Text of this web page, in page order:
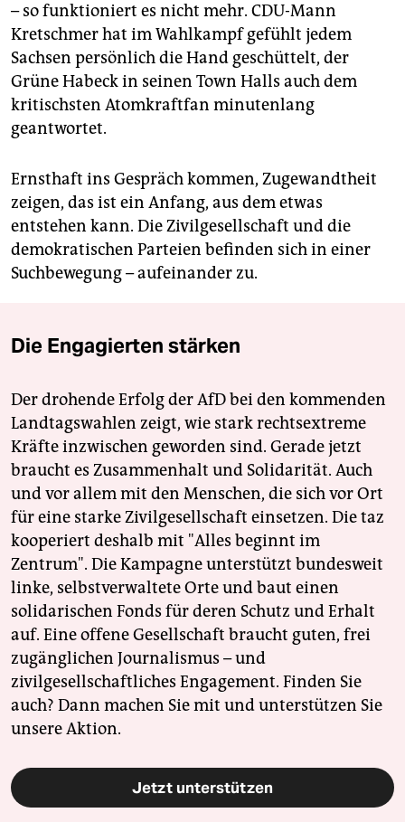
– so funktioniert es nicht mehr. CDU-Mann
Kretschmer hat im Wahlkampf gefühlt jedem
Sachsen persönlich die Hand geschüttelt, der
Grüne Habeck in seinen Town Halls auch dem
kritischsten Atomkraftfan minutenlang
geantwortet.
Ernsthaft ins Gespräch kommen, Zugewandtheit
zeigen, das ist ein Anfang, aus dem etwas
entstehen kann. Die Zivilgesellschaft und die
demokratischen Parteien befinden sich in einer
Suchbewegung – aufeinander zu.
Die Engagierten stärken
Der drohende Erfolg der AfD bei den kommenden
Landtagswahlen zeigt, wie stark rechtsextreme
Kräfte inzwischen geworden sind. Gerade jetzt
braucht es Zusammenhalt und Solidarität. Auch
und vor allem mit den Menschen, die sich vor Ort
für eine starke Zivilgesellschaft einsetzen. Die taz
kooperiert deshalb mit "Alles beginnt im
Zentrum". Die Kampagne unterstützt bundesweit
linke, selbstverwaltete Orte und baut einen
solidarischen Fonds für deren Schutz und Erhalt
auf. Eine offene Gesellschaft braucht guten, frei
zugänglichen Journalismus – und
zivilgesellschaftliches Engagement. Finden Sie
auch? Dann machen Sie mit und unterstützen Sie
unsere Aktion.
Jetzt unterstützen